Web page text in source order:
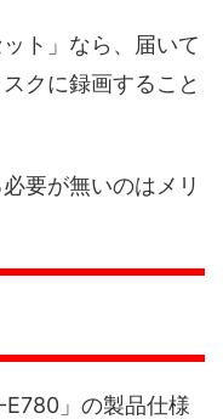
ト」なら、届いて
クに録画すること
要が無いのはメリ
E780」の製品仕様